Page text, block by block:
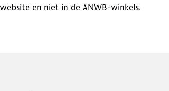
en niet in de ANWB-winkels.